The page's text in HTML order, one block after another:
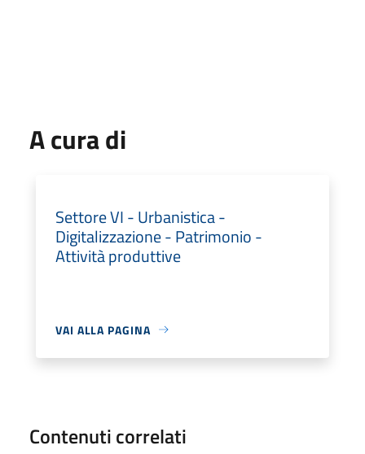
A cura di
Settore VI - Urbanistica -
Digitalizzazione - Patrimonio -
Attività produttive
VAI ALLA PAGINA
Contenuti correlati